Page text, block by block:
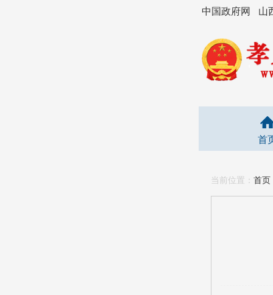
中国政府网 山
首
当前位置： 首页